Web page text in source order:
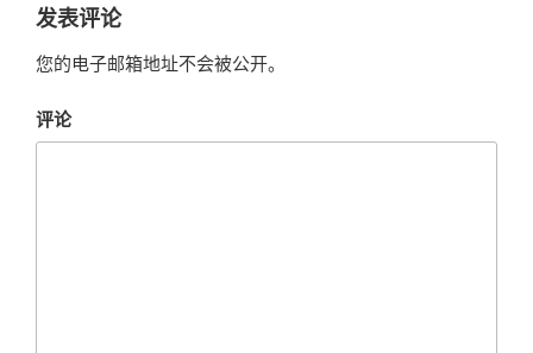
发表评论
您的电子邮箱地址不会被公开。
评论